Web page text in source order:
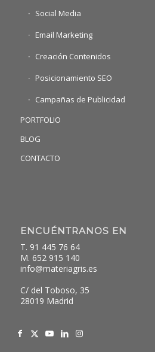
Social Media
Email Marketing
Creación Contenidos
Posicionamiento SEO
Campañas de Publicidad
PORTFOLIO
BLOG
CONTACTO
ENCUÉNTRANOS EN
T. 91 445 76 64
M. 652 915 140
info@materiagris.es
C/ del Toboso, 35
28019 Madrid